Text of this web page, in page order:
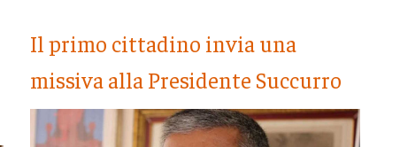
Il primo cittadino invia una
missiva alla Presidente Succurro